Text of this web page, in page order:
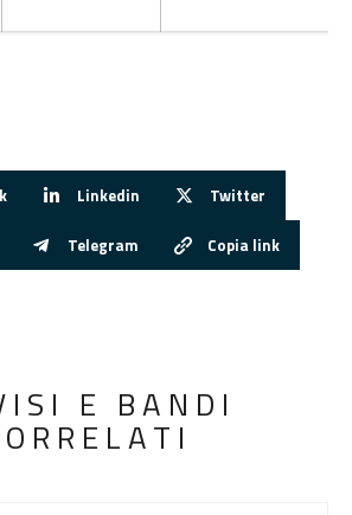
Linkedin Twitter
Telegram Copia link
E BANDI